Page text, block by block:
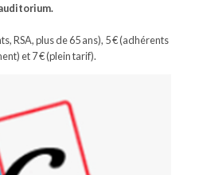
RSA, plus de 65 ans), 5 € (adhérents
et 7 € (plein tarif).